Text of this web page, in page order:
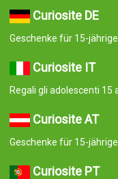
Curiosite DE
Geschenke für 15-
Curiosite IT
Regali gli adolescenti 15
Curiosite AT
Geschenke für 15-
Curiosite PT